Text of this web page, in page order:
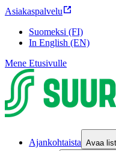
Asiakaspalvelu
Suomeksi (FI)
In English (EN)
Mene Etusivulle
Ajankohtaista Avaa